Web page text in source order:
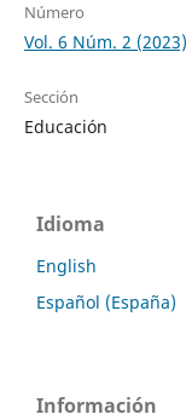
Número
Vol. 6 Núm. 2
Sección
Educación
Idioma
English
Español (España)
Información